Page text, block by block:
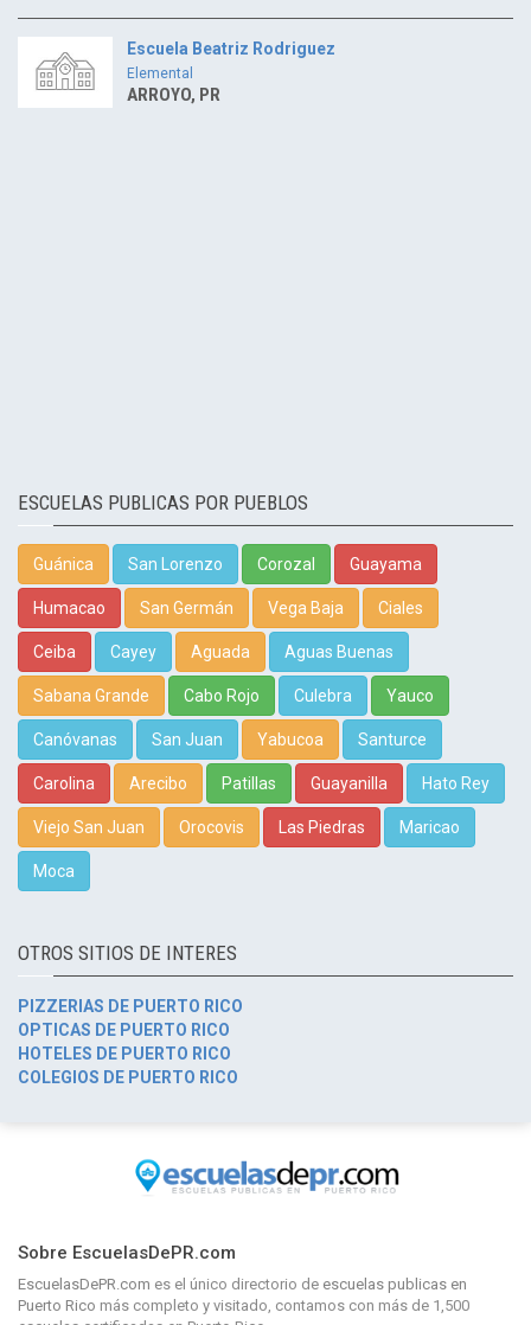
Escuela Beatriz Rodriguez
Elemental
ARROYO, PR
ESCUELAS PUBLICAS POR PUEBLOS
Guánica San Lorenzo Corozal Guayama
Humacao San Germán Vega Baja Ciales
Ceiba Cayey Aguada Aguas Buenas
Sabana Grande Cabo Rojo Culebra Yauco
Canóvanas San Juan Yabucoa Santurce
Carolina Arecibo Patillas Guayanilla Hato Rey
Viejo San Juan Orocovis Las Piedras Maricao
Moca
OTROS SITIOS DE INTERES
PIZZERIAS DE PUERTO RICO
OPTICAS DE PUERTO RICO
HOTELES DE PUERTO RICO
COLEGIOS DE PUERTO RICO
Sobre EscuelasDePR.com
EscuelasDePR.com es el único directorio de escuelas publicas en
Puerto Rico más completo y visitado, contamos con más de 1,500